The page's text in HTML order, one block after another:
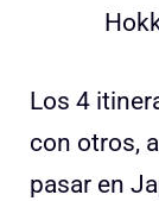
Los 4
con otros,
pasar en